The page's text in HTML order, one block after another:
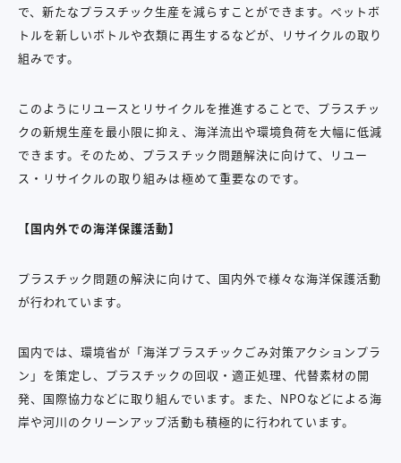
で、新たなプラスチック生産を減らすことができます。ペットボ
トルを新しいボトルや衣類に再生するなどが、リサイクルの取り
組みです。
このようにリユースとリサイクルを推進することで、プラスチッ
クの新規生産を最小限に抑え、海洋流出や環境負荷を大幅に低減
できます。そのため、プラスチック問題解決に向けて、リユー
ス・リサイクルの取り組みは極めて重要なのです。
【国内外での海洋保護活動】
プラスチック問題の解決に向けて、国内外で様々な海洋保護活動
が行われています。
国内では、環境省が「海洋プラスチックごみ対策アクションプラ
ン」を策定し、プラスチックの回収・適正処理、代替素材の開
発、国際協力などに取り組んでいます。また、NPOなどによる海
岸や河川のクリーンアップ活動も積極的に行われています。